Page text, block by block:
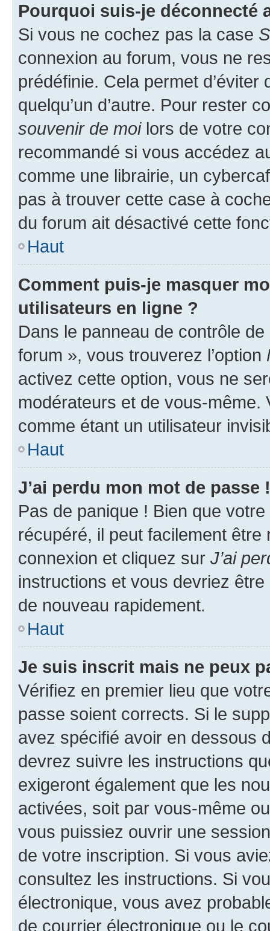
Pourquoi suis-je déconnecté
Si vous ne cochez pas la case
connexion au forum, vous ne
prédéfinie. Cela permet
quelqu’un d’autre. Pour rester
souvenir de moilors de votre
recommandé si vous accédez
comme une librairie, un
pas à trouver cette case à
du forum ait désactivé cette
Haut
Comment puis-je masquer
utilisateurs en ligne ?
Dans le panneau de contrôle
forum », vous trouverez l’option
activez cette option, vous ne
modérateurs et de vous-
comme étant un utilisateur
Haut
J’ai perdu mon mot de passe !
Pas de panique ! Bien que
récupéré, il peut facilement
connexion et cliquez sur J’ai
instructions et vous devriez
de nouveau rapidement.
Haut
Je suis inscrit mais ne peux
Vérifiez en premier lieu que
passe soient corrects. Si le
avez spécifié avoir en dessous
devrez suivre les instructions
exigeront également que les
activées, soit par vous-même
vous puissiez ouvrir une
de votre inscription. Si vous
consultez les instructions. Si
électronique, vous avez
de courrier électronique ou le